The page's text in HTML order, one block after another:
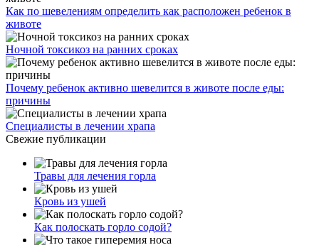
Как по шевелениям определить как расположен ребенок в
животе
Ночной токсикоз на ранних сроках
Почему ребенок активно шевелится в животе после еды:
причины
Специалисты в лечении храпа
Свежие публикации
Травы для лечения горла
Кровь из ушей
Как полоскать горло содой?